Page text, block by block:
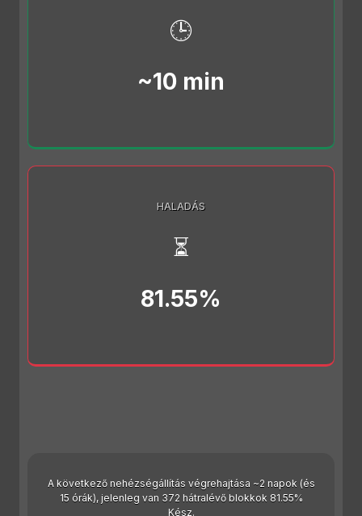
🕒
~10 min
HALADÁS
⏳
81.55%
A következő nehézségállítás végrehajtása ~2 napok (és
15 órák), jelenleg van 372 hátralévő blokkok 81.55%
Kész.